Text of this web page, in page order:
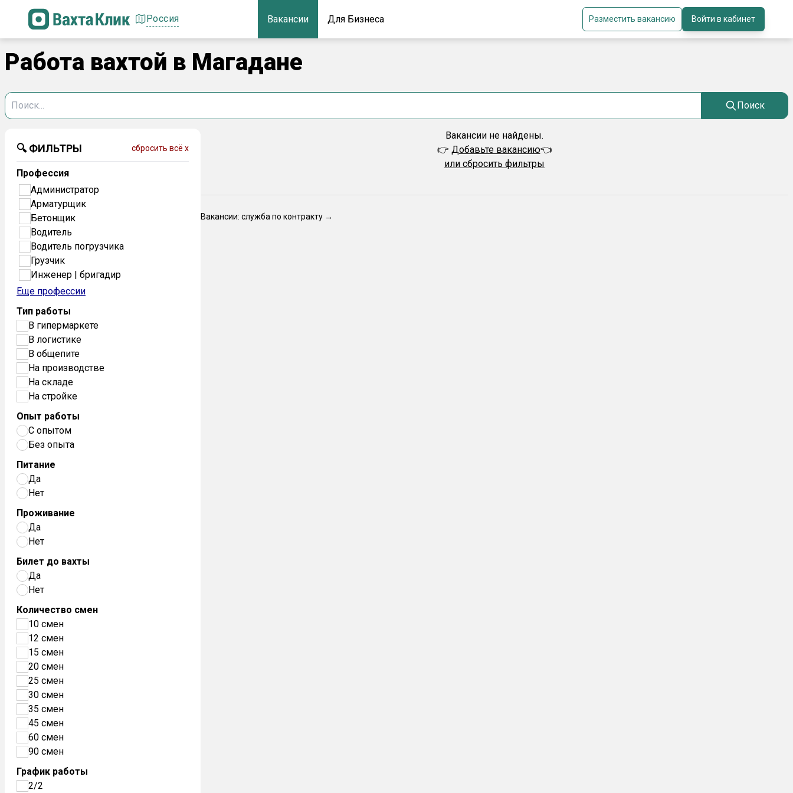
Россия Вакансии Для Бизнеса Разместить вакансию Войти в кабинет
Работа вахтой в Магадане
Поиск
🔍 ФИЛЬТРЫ сбросить всё x
Профессия
Администратор
Арматурщик
Бетонщик
Водитель
Водитель погрузчика
Грузчик
Инженер | бригадир
Еще профессии
Тип работы
В гипермаркете
В логистике
В общепите
На производстве
На складе
На стройке
Опыт работы
С опытом
Без опыта
Питание
Да
Нет
Проживание
Да
Нет
Билет до вахты
Да
Нет
Количество смен
10 смен
12 смен
15 смен
20 смен
25 смен
30 смен
35 смен
45 смен
60 смен
90 смен
График работы
2/2
Вакансии не найдены.
👉 Добавьте вакансию👈
или сбросить фильтры
Вакансии: служба по контракту →